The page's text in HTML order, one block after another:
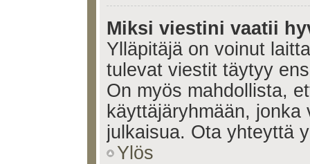
Miksi viestini vaatii
Ylläpitäjä on voinut
tulevat viestit täytyy
On myös mahdollista,
käyttäjäryhmään,
julkaisua. Ota yhteyttä
Ylös